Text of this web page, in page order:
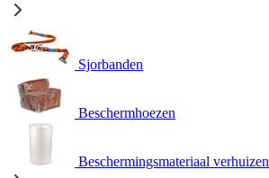
Sjorbanden
Beschermhoezen
Beschermingsmateriaal verhuizen